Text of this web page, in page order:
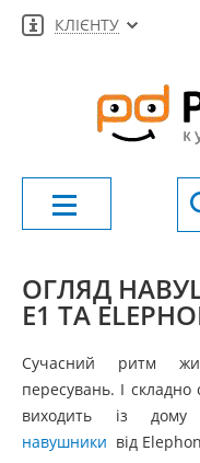
КЛІЄНТУ
ОГЛЯД
E1 ТА
Сучасний ритм
пересувань. І
виходить із дому
навушники від